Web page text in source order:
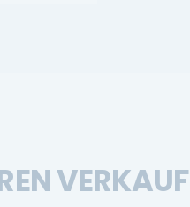
VERKAUF